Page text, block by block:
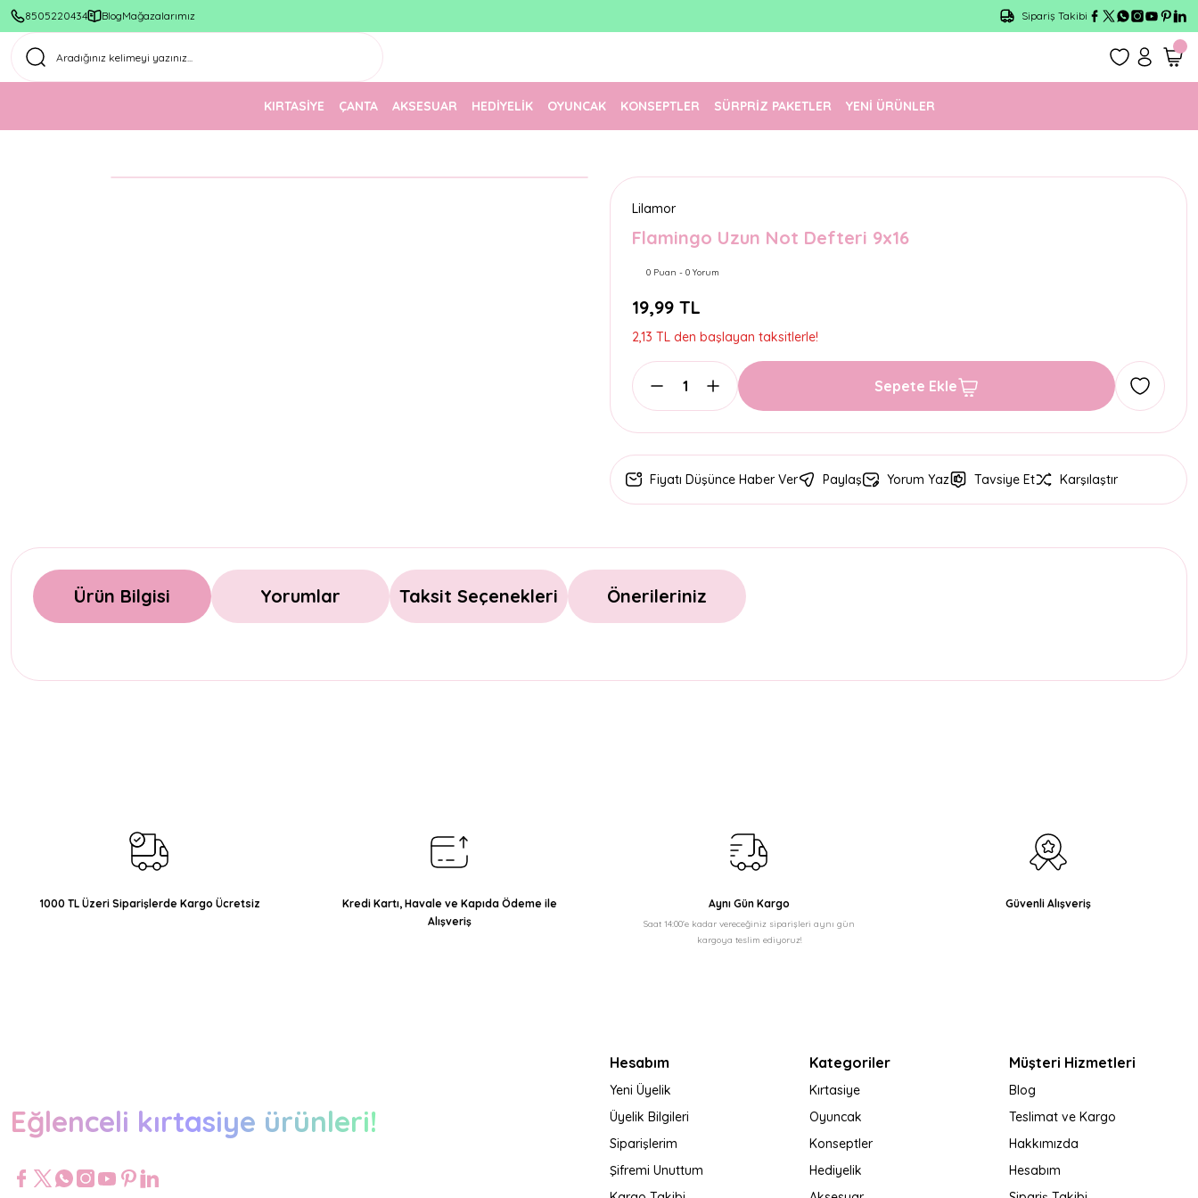
8505220434 BlogMağazalarımız
1500 TL Üzeri Ücretsiz Kargo
Sipariş Takibi
KIRTASİYE ÇANTA AKSESUAR HEDİYELİK OYUNCAK KONSEPTLER SÜRPRİZ PAKETLER YENİ ÜRÜNLER
Lilamor
Flamingo Uzun Not Defteri 9x16
0 Puan - 0 Yorum
19,99 TL
2,13 TL den başlayan taksitlerle!
Sepete Ekle
Fiyatı Düşünce Haber Ver Paylaş Yorum Yaz Tavsiye Et Karşılaştır
Ürün Bilgisi Yorumlar Taksit Seçenekleri Önerileriniz
Ürün fiyatı diğer sitelerden daha pahalı.
Bu ürüne benzer farklı alternatifler olmalı.
1000 TL Üzeri Siparişlerde Kargo Ücretsiz
Kredi Kartı, Havale ve Kapıda Ödeme ile
Alışveriş
Aynı Gün Kargo
Saat 14:00'e kadar vereceğiniz siparişleri aynı gün
kargoya teslim ediyoruz!
Güvenli Alışveriş
Eğlenceli kırtasiye ürünleri!
Hesabım
Yeni Üyelik
Üyelik Bilgileri
Siparişlerim
Şifremi Unuttum
Kategoriler
Kırtasiye
Oyuncak
Konseptler
Hediyelik
Müşteri Hizmetleri
Blog
Teslimat ve Kargo
Hakkımızda
Hesabım